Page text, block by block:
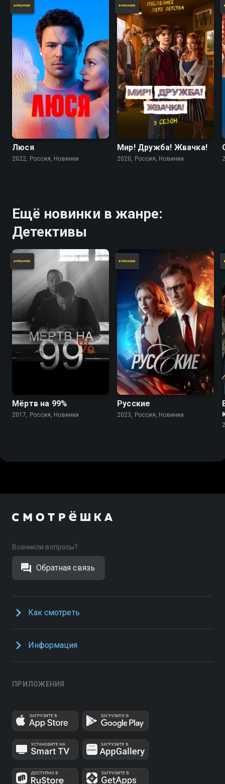
Люся
2022, Россия, Новинки
Мир! Дружба! Жвачка!
2020, Россия, Новинки
Ещё новинки в жанре:
Детективы
Мёртв на 99%
2017, Россия, Новинки
7.4
Русские
2023, Россия, Новинки
Возникли вопросы?
Обратная связь
Как смотреть
Информация
ПРИЛОЖЕНИЯ